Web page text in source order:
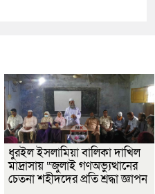
ধুরইল ইসলামিয়া বালিকা দাখিল
মাদ্রাসায় “জুলাই গণঅভ্যুত্থানের
চেতনা শহীদদের প্রতি শ্রদ্ধা জ্ঞাপন